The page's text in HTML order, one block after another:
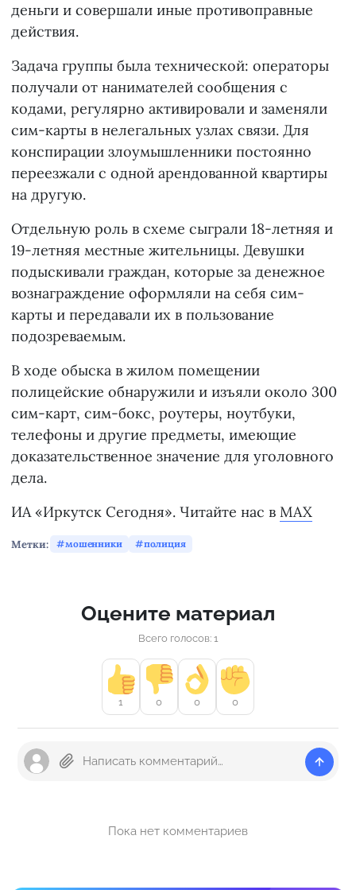
деньги и совершали иные противоправные
действия.
Задача группы была технической: операторы
получали от нанимателей сообщения с
кодами, регулярно активировали и заменяли
сим-карты в нелегальных узлах связи. Для
конспирации злоумышленники постоянно
переезжали с одной арендованной квартиры
на другую.
Отдельную роль в схеме сыграли 18-летняя и
19-летняя местные жительницы. Девушки
подыскивали граждан, которые за денежное
вознаграждение оформляли на себя сим-
карты и передавали их в пользование
подозреваемым.
В ходе обыска в жилом помещении
полицейские обнаружили и изъяли около 300
сим-карт, сим-бокс, роутеры, ноутбуки,
телефоны и другие предметы, имеющие
доказательственное значение для уголовного
дела.
ИА «Иркутск Сегодня». Читайте нас в MAX
Метки: мошенники полиция
Оцените материал
Всего голосов: 1
1 0 0 0
Пока нет комментариев